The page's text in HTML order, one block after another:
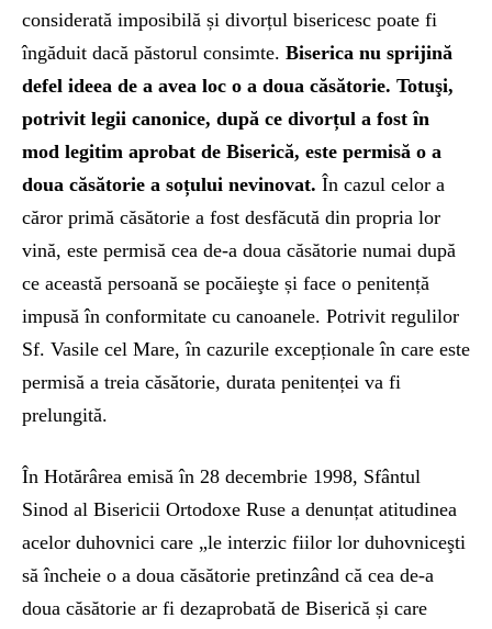
considerată imposibilă și divorțul bisericesc poate fi
îngăduit dacă păstorul consimte. Biserica nu sprijină
defel ideea de a avea loc o a doua căsătorie. Totuşi,
potrivit legii canonice, după ce divorțul a fost în
mod legitim aprobat de Biserică, este permisă o a
doua căsătorie a soțului nevinovat. În cazul celor a
căror primă căsătorie a fost desfăcută din propria lor
vină, este permisă cea de-a doua căsătorie numai după
ce această persoană se pocăieşte și face o penitență
impusă în conformitate cu canoanele. Potrivit regulilor
Sf. Vasile cel Mare, în cazurile excepționale în care este
permisă a treia căsătorie, durata penitenței va fi
prelungită.
În Hotărârea emisă în 28 decembrie 1998, Sfântul
Sinod al Bisericii Ortodoxe Ruse a denunțat atitudinea
acelor duhovnici care „le interzic fiilor lor duhovniceşti
să încheie o a doua căsătorie pretinzând că cea de-a
doua căsătorie ar fi dezaprobată de Biserică și care